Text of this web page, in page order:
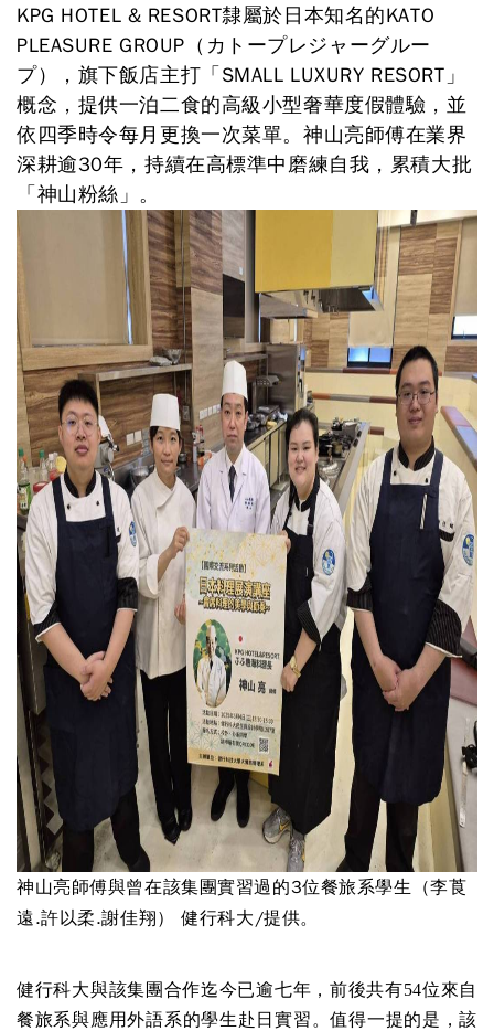
KPG HOTEL & RESORT隸屬於日本知名的KATO
PLEASURE GROUP（カトープレジャーグルー
プ），旗下飯店主打「SMALL LUXURY RESORT」
概念，提供一泊二食的高級小型奢華度假體驗，並
依四季時令每月更換一次菜單。神山亮師傅在業界
深耕逾30年，持續在高標準中磨練自我，累積大批
「神山粉絲」。
神山亮師傅與曾在該集團實習過的3位餐旅系學生（李莨
遠.許以柔.謝佳翔） 健行科大/提供。
健行科大與該集團合作迄今已逾七年，前後共有54位來自
餐旅系與應用外語系的學生赴日實習。值得一提的是，該